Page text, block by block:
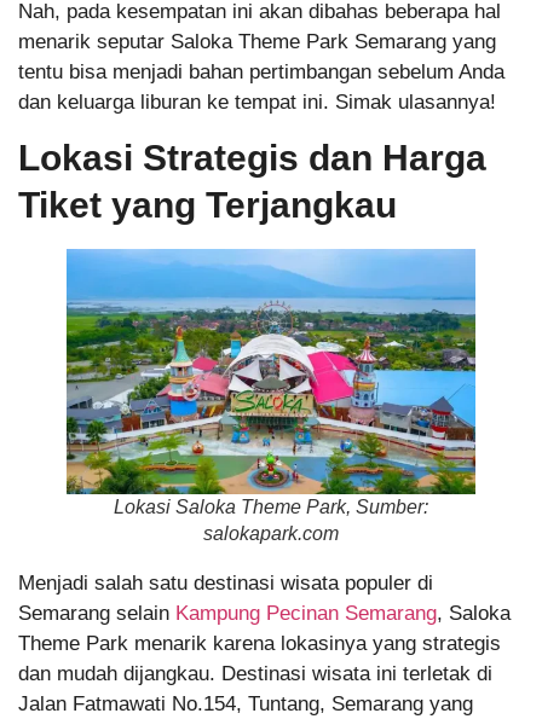
Nah, pada kesempatan ini akan dibahas beberapa hal
menarik seputar Saloka Theme Park Semarang yang
tentu bisa menjadi bahan pertimbangan sebelum Anda
dan keluarga liburan ke tempat ini. Simak ulasannya!
Lokasi Strategis dan Harga
Tiket yang Terjangkau
Lokasi Saloka Theme Park, Sumber:
salokapark.com
Menjadi salah satu destinasi wisata populer di
Semarang selain Kampung Pecinan Semarang, Saloka
Theme Park menarik karena lokasinya yang strategis
dan mudah dijangkau. Destinasi wisata ini terletak di
Jalan Fatmawati No.154, Tuntang, Semarang yang